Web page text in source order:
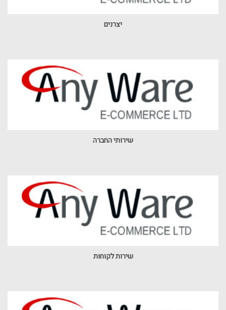
יצרנים
שירותי החברה
שירות לקוחות